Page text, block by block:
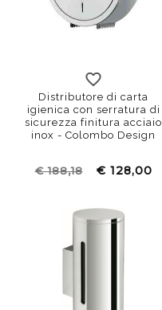
Distributore di carta
igienica con serratura di
sicurezza finitura acciaio
inox - Colombo Design
€ 188,18 € 128,00